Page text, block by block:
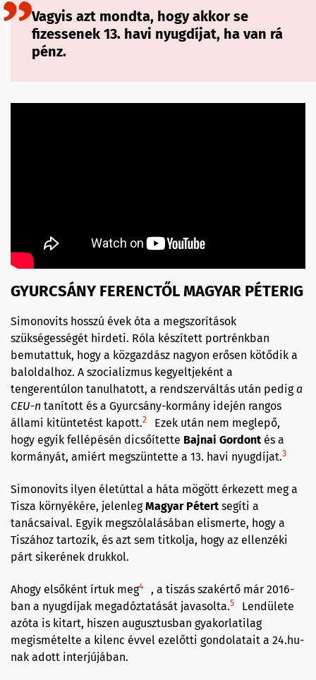
Vagyis azt mondta, hogy akkor se
fizessenek 13. havi nyugdíjat, ha van rá
pénz.
GYURCSÁNY FERENCTŐL MAGYAR PÉTERIG
Simonovits hosszú évek óta a megszorítások
szükségességét hirdeti. Róla készített portrénkban
bemutattuk, hogy a közgazdász nagyon erősen kötődik a
baloldalhoz. A szocializmus kegyeltjeként a
tengerentúlon tanulhatott, a rendszerváltás után pediga
CEU-n tanított és a Gyurcsány-kormány idején rangos
állami kitüntetést kapott.2
Ezek után nem meglepő,
hogy egyik fellépésén dicsőítette Bajnai Gordontés a
kormányát, amiért megszüntette a 13. havi nyugdíjat.3
Simonovits ilyen életúttal a háta mögött érkezett meg a
Tisza környékére, jelenlegMagyar Pétertsegíti a
tanácsaival. Egyik megszólalásában elismerte, hogy a
Tiszához tartozik, és azt sem titkolja, hogy az ellenzéki
párt sikerének drukkol.
Ahogy elsőként írtuk meg4
, a tiszás szakértő már 2016-
ban a nyugdíjak megadóztatását javasolta.5
Lendülete
azóta is kitart, hiszen augusztusban gyakorlatilag
megismételte a kilenc évvel ezelőtti gondolatait a 24.hu-
nak adott interjújában.